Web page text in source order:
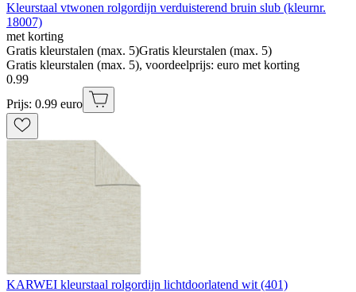
Kleurstaal vtwonen rolgordijn verduisterend bruin slub (kleurnr.
18007)
met korting
Gratis kleurstalen (max. 5)Gratis kleurstalen (max. 5)
Gratis kleurstalen (max. 5), voordeelprijs: euro met korting
0.99
Prijs: 0.99 euro
KARWEI kleurstaal rolgordijn lichtdoorlatend wit (401)